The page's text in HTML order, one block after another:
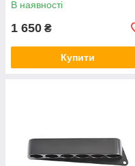
В наявності
1 650 ₴
Купити